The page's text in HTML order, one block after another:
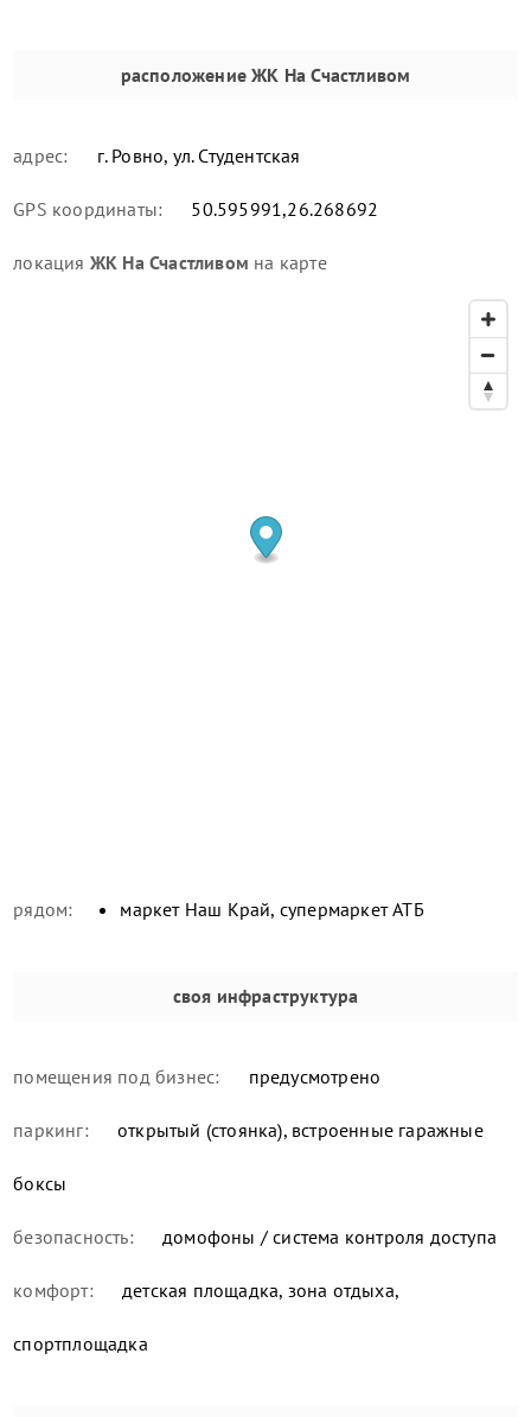
расположение ЖК На Счастливом
адрес: г. Ровно, ул. Студентская
GPS координаты: 50.595991,26.268692
локация ЖК На Счастливом на карте
рядом: маркет Наш Край, супермаркет АТБ
своя инфраструктура
помещения под бизнес: предусмотрено
паркинг: открытый (стоянка), встроенные гаражные
боксы
безопасность: домофоны / система контроля доступа
комфорт: детская площадка, зона отдыха,
спортплощадка